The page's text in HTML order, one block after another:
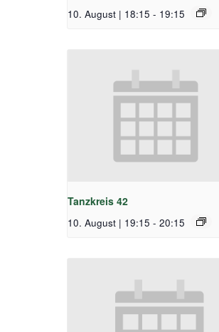
10. August | 18:15 - 19:15
Tanzkreis 42
10. August | 19:15 - 20:15